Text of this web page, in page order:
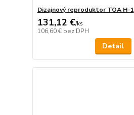
Dizajnový reproduktor TOA H-1
131,12 €/ks
106,60 € bez DPH
Detail